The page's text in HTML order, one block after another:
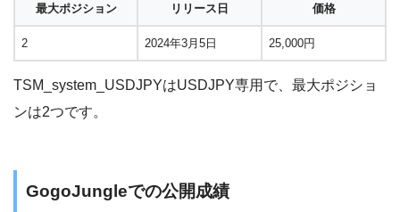
最大ポジション リリース日 価格
2 2024年3月5日 25,000円
TSM_system_USDJPYはUSDJPY専用で、最大ポジショ
ンは2つです。
GogoJungleでの公開成績